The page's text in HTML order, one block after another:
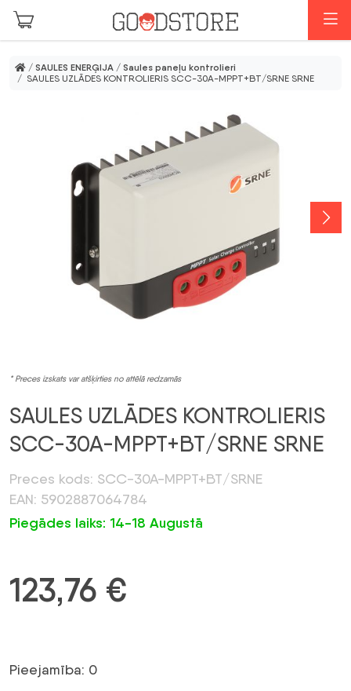
Skip to main content
/ SAULES ENERĢIJA / Saules paneļu kontrolieri
/ SAULES UZLĀDES KONTROLIERIS SCC-30A-MPPT+BT/SRNE SRNE
* Preces izskats var atšķirties no attēlā redzamās
SAULES UZLĀDES KONTROLIERIS
SCC-30A-MPPT+BT/SRNE SRNE
Preces kods: SCC-30A-MPPT+BT/SRNE
EAN: 5902887064784
Piegādes laiks: 14-18 Augustā
123,76 €
Pieejamība: 0